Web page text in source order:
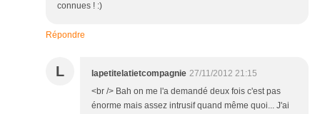
connues ! :)
Répondre
L lapetitelatietcompagnie 27/11/2012 21:15
<br /> Bah on me l'a demandé deux fois c'est pas
énorme mais assez intrusif quand même quoi... J'ai